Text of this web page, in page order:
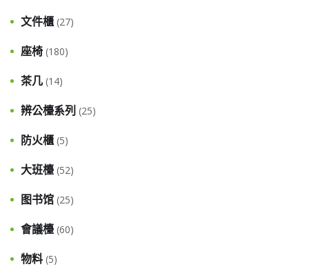
文件櫃 (27)
座椅 (180)
茶几 (14)
辨公檯系列 (25)
防火櫃 (5)
大班檯 (52)
图书馆 (25)
會議檯 (60)
物料 (5)